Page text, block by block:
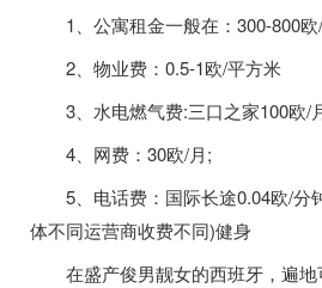
1、公寓租金一般在：300-800欧
2、物业费：0.5-1欧/平方米
3、水电燃气费:三口之家100欧/
4、网费：30欧/月;
5、电话费：国际长途0.04欧/分
体不同运营商收费不同)健身
在盛产俊男靓女的西班牙，遍